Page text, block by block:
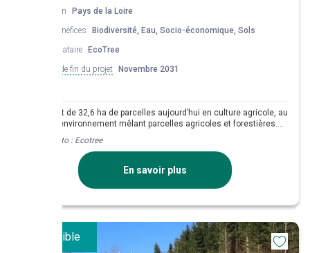
Région
Pays de la Loire
Co-bénéfices
Biodiversité, Eau, Socio-économique, Sols
Mandataire
EcoTree
Date de fin du projet
Novembre 2031
Boisement de 32,6 ha de parcelles aujourd’hui en culture agricole, au
sein d’un environnement mêlant parcelles agricoles et forestières.
Le choix sylvicole basé sur un diagnostic stationnel robuste privilégie
une essence principale feuillue, le chêne sessile, complétée par des
essences de diversification feuillues et résineuses.
Crédit photo : Ecotree
En savoir plus
Disponible